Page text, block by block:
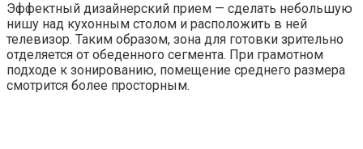
Эффектный дизайнерский прием — сделать небольшую
нишу над кухонным столом и расположить в ней
телевизор. Таким образом, зона для готовки зрительно
отделяется от обеденного сегмента. При грамотном
подходе к зонированию, помещение среднего размера
смотрится более просторным.